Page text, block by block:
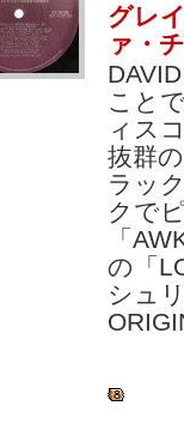
グレ
ァ・
こと
ィス
抜群
ラッ
クで
「
の「
シュ